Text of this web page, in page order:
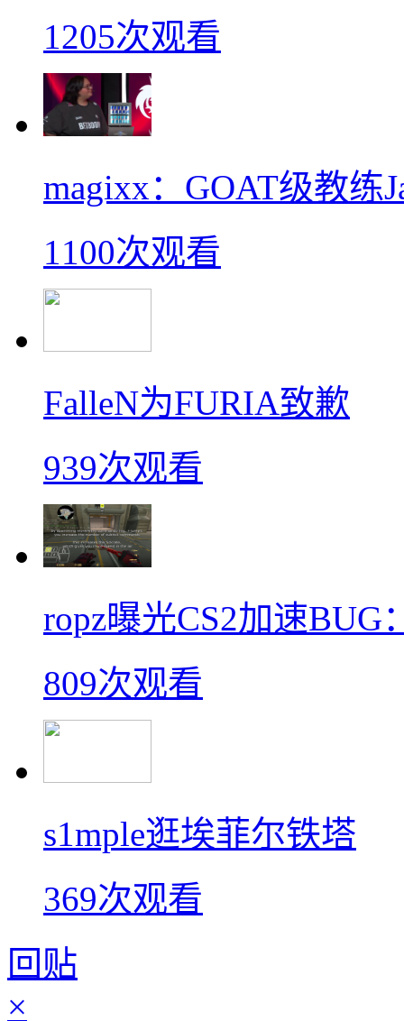
1205次观看
magixx：GOAT级教练
1100次观看
FalleN为FURIA致歉
939次观看
ropz曝光CS2加速
809次观看
s1mple逛埃菲尔铁塔
369次观看
回贴
×